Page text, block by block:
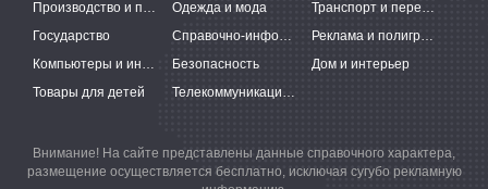
Производство и поставки
Одежда и мода
Транспорт и перевозки
Государство
Справочно-информационные системы
Реклама и полиграфия
Компьютеры и интернет
Безопасность
Дом и интерьер
Товары для детей
Телекоммуникации и связь
Внимание! На сайте представлены данные справочного характера,
размещение осуществляется бесплатно, исключая сугубо рекламную